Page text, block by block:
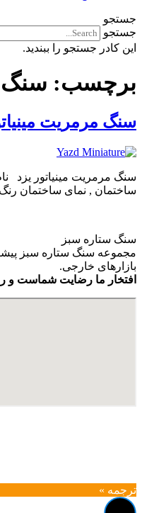
جستجو
جستجو
این کادر جستجو را ببندید.
برچسب: سنگ
سنگ مرمریت
سنگ مرمریت مینیاتور یزد
ساختمان , نمای ساختمان رنگ بندی کرم , کرم-صورتی تعداد بازدید 16 تعداد نظر 0
سنگ ستاره سبز
مجموعه سنگ ستاره سبز
بازارهای خارجی.
افتخار ما رضایت شماست
ترجمه »